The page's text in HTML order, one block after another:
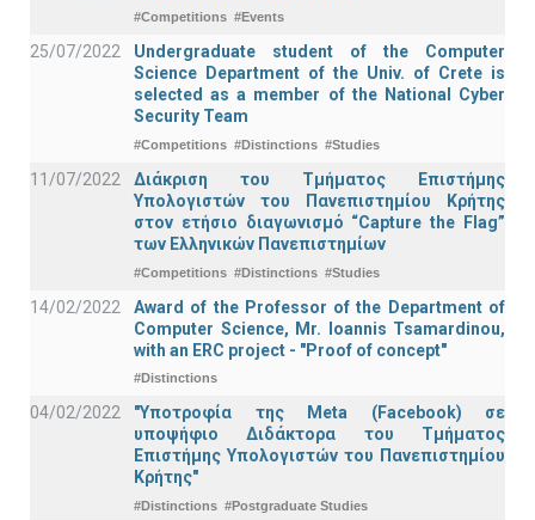
#Competitions #Events
25/07/2022
Undergraduate student of the Computer
Science Department of the Univ. of Crete is
selected as a member of the National Cyber
Security Team
#Competitions #Distinctions #Studies
11/07/2022
Διάκριση του Τμήματος Επιστήμης
Υπολογιστών του Πανεπιστημίου Κρήτης
στον ετήσιο διαγωνισμό “Capture the Flag”
των Ελληνικών Πανεπιστημίων
#Competitions #Distinctions #Studies
14/02/2022
Award of the Professor of the Department of
Computer Science, Mr. Ioannis Tsamardinou,
with an ERC project - "Proof of concept"
#Distinctions
04/02/2022
"Υποτροφία της Meta (Facebook) σε
υποψήφιο Διδάκτορα του Τμήματος
Επιστήμης Υπολογιστών του Πανεπιστημίου
Κρήτης"
#Distinctions #Postgraduate Studies